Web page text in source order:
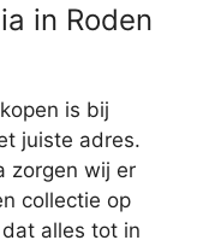
in Roden
is bij
juiste adres.
zorgen wij er
collectie op
alles tot in